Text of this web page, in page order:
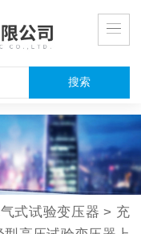
式试验变压器 > 充